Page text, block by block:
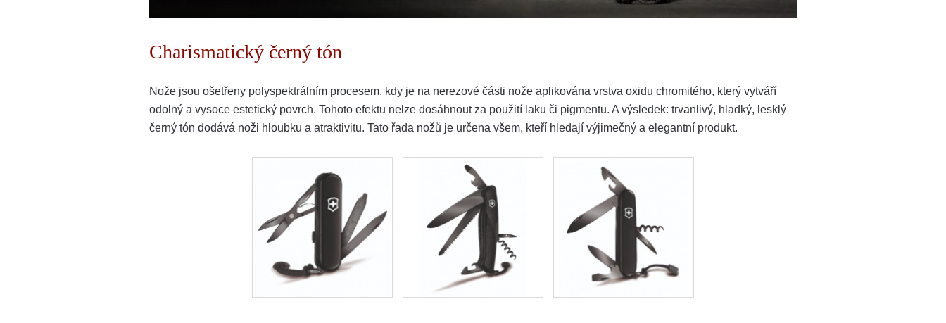
Charismatický černý tón
Nože jsou ošetřeny polyspektrálním procesem, kdy je na nerezové části nože aplikována vrstva oxidu chromitého, který vytváří
odolný a vysoce estetický povrch. Tohoto efektu nelze dosáhnout za použití laku či pigmentu. A výsledek: trvanlivý, hladký, lesklý
černý tón dodává noži hloubku a atraktivitu. Tato řada nožů je určena všem, kteří hledají výjimečný a elegantní produkt.